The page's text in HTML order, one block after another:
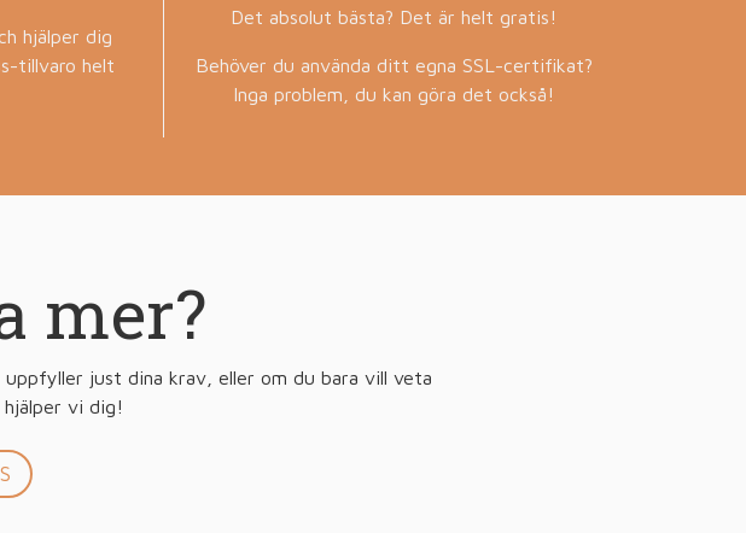
hjälper dig
tillvaro helt
Det absolut bästa? Det är helt gratis!
Behöver du använda ditt egna SSL-certifikat?
Inga problem, du kan göra det också!
mer?
just dina krav, eller om du bara vill veta
hjälper vi dig!